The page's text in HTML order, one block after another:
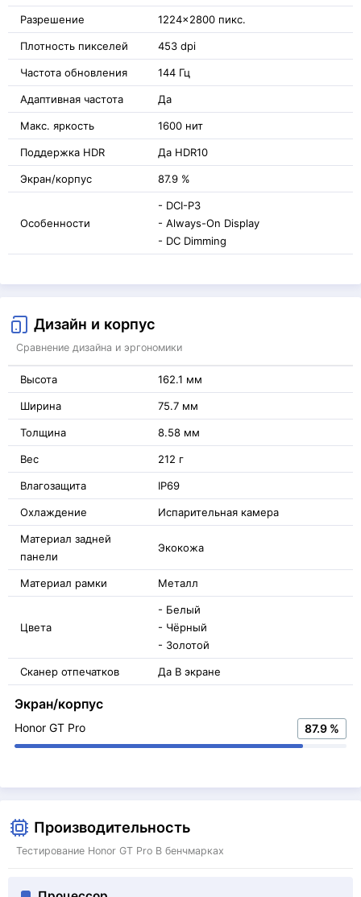
Разрешение 1224x2800 пикс.
Плотность пикселей 453 dpi
Частота обновления 144 Гц
Адаптивная частота Да
Макс. яркость 1600 нит
Поддержка HDR Да HDR10
Экран/корпус 87.9 %
Особенности
- DCI-P3
- Always-On Display
- DC Dimming
Дизайн и корпус
Сравнение дизайна и эргономики
Высота 162.1 мм
Ширина 75.7 мм
Толщина 8.58 мм
Вес 212 г
Влагозащита IP69
Охлаждение Испарительная камера
Материал задней
панели
Экокожа
Материал рамки Металл
Цвета
- Белый
- Чёрный
- Золотой
Сканер отпечатков Да В экране
Экран/корпус
Honor GT Pro 87.9 %
Производительность
Тестирование Honor GT Pro В бенчмарках